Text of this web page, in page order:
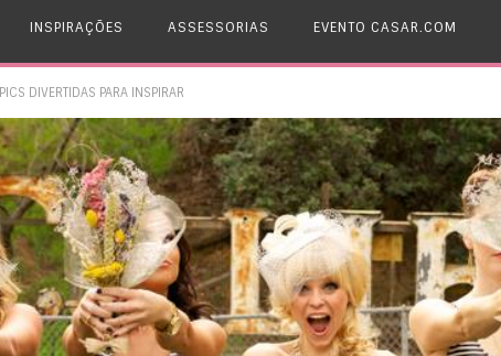
INSPIRAÇÕES ASSESSORIAS EVENTO CASAR.COM
PICS DIVERTIDAS PARA INSPIRAR